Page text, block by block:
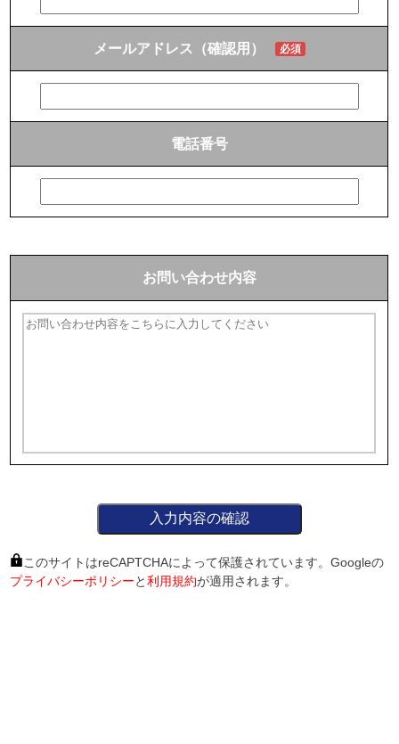
メールアドレス（確認用） 必須
電話番号
お問い合わせ内容
このサイトはreCAPTCHAによって保護されています。Googleの
プライバシーポリシーと利用規約が適用されます。